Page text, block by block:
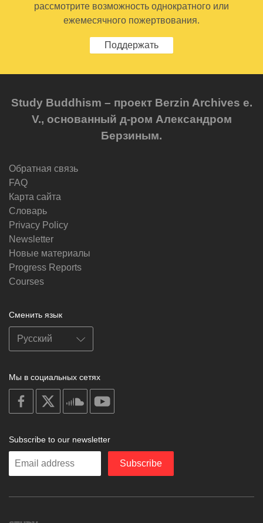
рассмотрите возможность однократного или
ежемесячного пожертвования.
Поддержать
Study Buddhism – проект Berzin Archives e.
V., основанный д-ром Александром
Берзиным.
Обратная связь
FAQ
Карта сайта
Словарь
Privacy Policy
Newsletter
Новые материалы
Progress Reports
Courses
Сменить язык
Мы в социальных сетях
on
facebook
soundcloud
Subscribe to our newsletter
Enter
Subscribe